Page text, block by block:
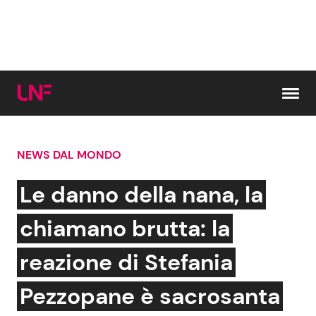
Cerca:
News e Cronaca
Attualità Italiana
Dal Mondo
Gossip e TV
Bellezze VIP
NEWS DAL MONDO
Le danno della nana, la
chiamano brutta: la
reazione di Stefania
Pezzopane è sacrosanta